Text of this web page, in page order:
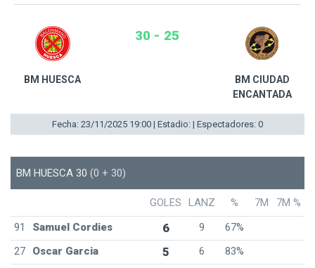
BM HUESCA
30 - 25
BM CIUDAD
ENCANTADA
Fecha: 23/11/2025 19:00 | Estadio: | Espectadores: 0
BM HUESCA 30 (0 + 30)
GOLES LANZ % 7M
7M %
91
Samuel Cordies 6 9
67%
27
Oscar Garcia 5 6
83%